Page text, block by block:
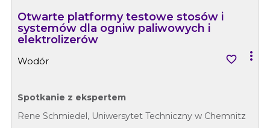
Otwarte platformy testowe stosów i
systemów dla ogniw paliwowych i
elektrolizerów
Wodór  
Spotkanie z ekspertem
Rene Schmiedel, Uniwersytet Techniczny w Chemnitz